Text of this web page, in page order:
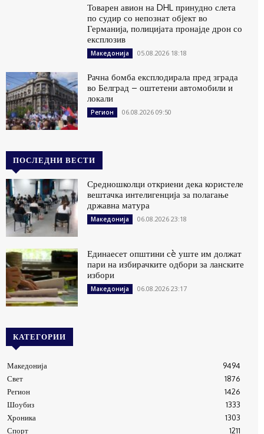
Товарен авион на DHL принудно слета
по судир со непознат објект во
Германија, полицијата пронајде дрон со
експлозив
Македонија 05.08.2026 18:18
Рачна бомба експлодирала пред зграда
во Белград – оштетени автомобили и
локали
Регион 06.08.2026 09:50
ПОСЛЕДНИ ВЕСТИ
Средношколци откриени дека користеле
вештачка интелигенција за полагање
државна матура
Македонија 06.08.2026 23:18
Единаесет општини сè уште им должат
пари на избирачките одбори за ланските
избори
Македонија 06.08.2026 23:17
КАТЕГОРИИ
Македонија
9494
Свет
1876
Регион
1426
Шоубиз
1333
Хроника
1303
Спорт
1211